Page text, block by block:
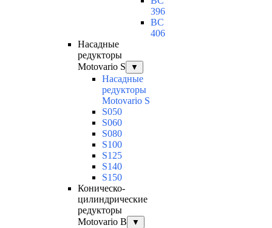
396
BC
406
Насадные
редукторы
Motovario S
▼
Насадные
редукторы
Motovario S
S050
S060
S080
S100
S125
S140
S150
Коническо-
цилиндрические
редукторы
Motovario B
▼